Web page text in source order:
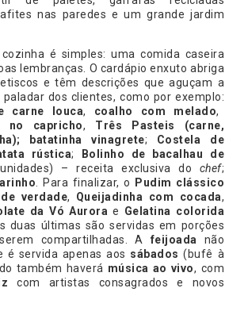
nas paredes e um grande jardim
é simples: uma comida caseira
lembranças. O cardápio enxuto abriga
e têm descrições que aguçam a
dos clientes, como por exemplo:
carne louca, coalho com melado,
no capricho, Três Pasteis (carne,
batatinha vinagrete; Costela de
rústica;
Bolinho de bacalhau de
– receita exclusiva do chef;
. Para finalizar, o
Pudim clássico
verdade, Queijadinha com cocada,
da Vó Aurora e Gelatina colorida
duas últimas são servidas em porções
compartilhadas. A feijoada não
é servida apenas aos sábados (bufê à
também haverá música ao vivo, com
com artistas consagrados e novos